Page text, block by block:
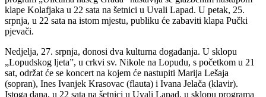
klape Kolafjaka u 22 sata na šetnici u Uvali Lapad. U petak, 25.
srpnja, u 22 sata na istom mjestu, publiku će zabaviti klapa Pučki
pjevači.
Nedjelja, 27. srpnja, donosi dva kulturna događanja. U sklopu
„Lopudskog ljeta”, u crkvi sv. Nikole na Lopudu, s početkom u 21
sat, održat će se koncert na kojem će nastupiti Marija Lešaja
(sopran), Ines Ivanjek Krasovac (flauta) i Ivana Jelača (klavir).
Istoga dana, u 22 sata na šetnici u Uvali Lapad, u sklopu programa